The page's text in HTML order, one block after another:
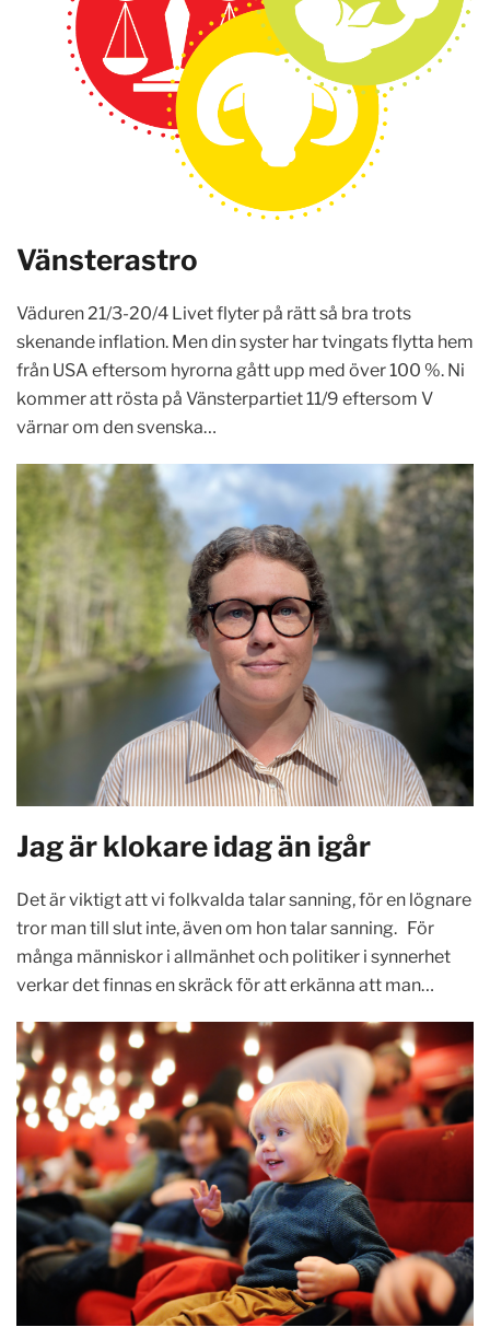
Vänsterastro
Väduren 21/3-20/4 Livet flyter på rätt så bra trots
skenande inflation. Men din syster har tvingats flytta hem
från USA eftersom hyrorna gått upp med över 100 %. Ni
kommer att rösta på Vänsterpartiet 11/9 eftersom V
värnar om den svenska…
Jag är klokare idag än igår
Det är viktigt att vi folkvalda talar sanning, för en lögnare
tror man till slut inte, även om hon talar sanning. För
många människor i allmänhet och politiker i synnerhet
verkar det finnas en skräck för att erkänna att man…